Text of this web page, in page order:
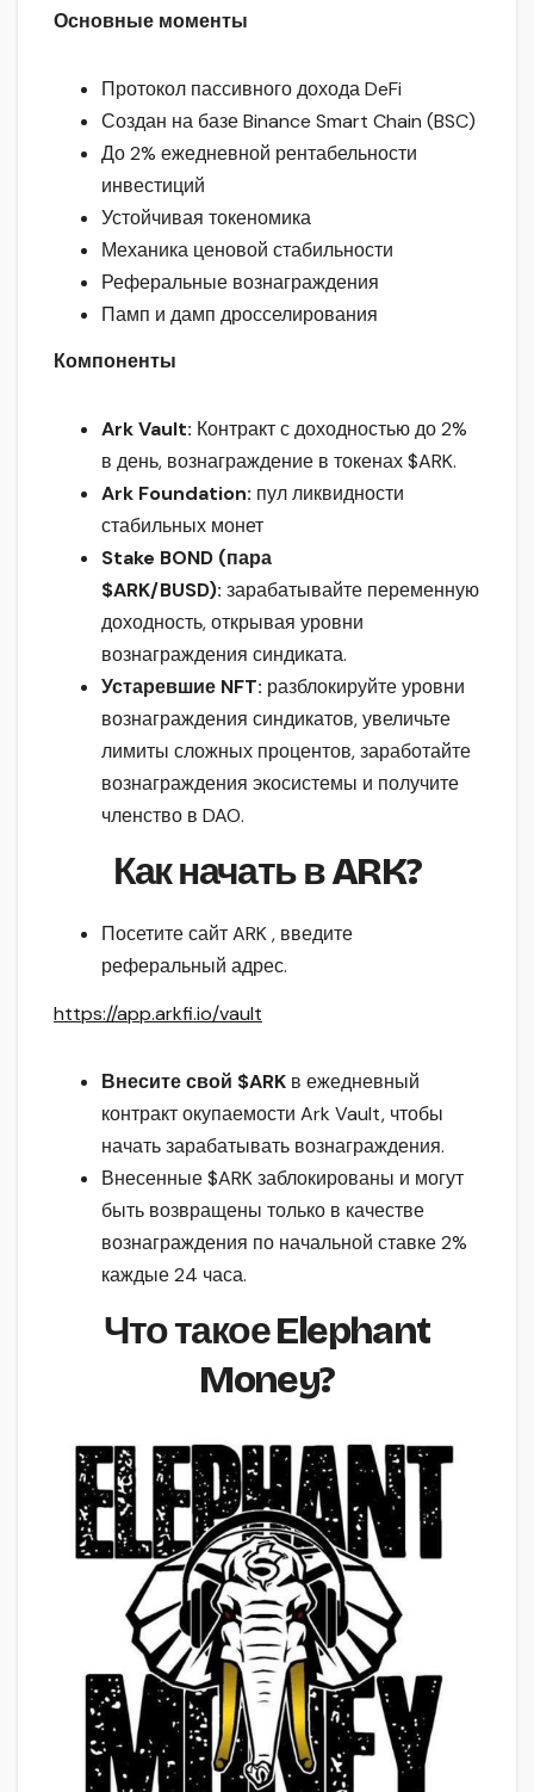
Основные моменты
Протокол пассивного дохода DeFi
Создан на базе Binance Smart Chain (BSC)
До 2% ежедневной рентабельности
инвестиций
Устойчивая токеномика
Механика ценовой стабильности
Реферальные вознаграждения
Памп и дамп дросселирования
Компоненты
Ark Vault: Контракт с доходностью до 2%
в день, вознаграждение в токенах $ARK.
Ark Foundation: пул ликвидности
стабильных монет
Stake BOND (пара
$ARK/BUSD): зарабатывайте переменную
доходность, открывая уровни
вознаграждения синдиката.
Устаревшие NFT: разблокируйте уровни
вознаграждения синдикатов, увеличьте
лимиты сложных процентов, заработайте
вознаграждения экосистемы и получите
членство в DAO.
Как начать в ARK?
Посетите сайт ARK , введите
реферальный адрес.
https://app.arkfi.io/vault
Внесите свой $ARK в ежедневный
контракт окупаемости Ark Vault, чтобы
начать зарабатывать вознаграждения.
Внесенные $ARK заблокированы и могут
быть возвращены только в качестве
вознаграждения по начальной ставке 2%
каждые 24 часа.
Что такое Elephant
Money?